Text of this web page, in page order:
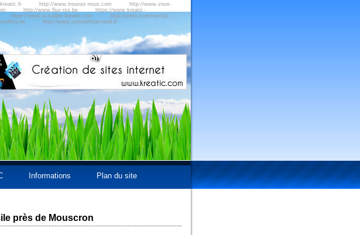
http://www.trouvez-nous.com
http://www.vous-
http://www.flux-rss.be
https://www.kreatic-
https://www.actualite-kreatic.com
http://www.commercial-
http://www.commercial-nord.fr
Informations Plan du site
près de Mouscron